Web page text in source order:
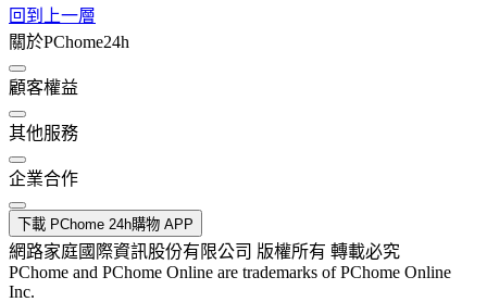
回到上一層
關於PChome24h
顧客權益
其他服務
企業合作
下載 PChome 24h購物 APP
網路家庭國際資訊股份有限公司 版權所有 轉載必究
PChome and PChome Online are trademarks of PChome Online
Inc.